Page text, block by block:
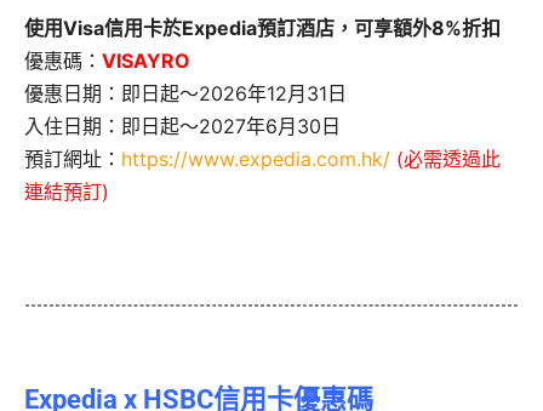
使用Visa信用卡於Expedia預訂酒店，可享額外8%折扣
優惠碼： VISAYRO
優惠日期：即日起～2026年12月31日
入住日期：即日起～2027年6月30日
預訂網址： https://www.expedia.com.hk/ (必需透過此
連結預訂)
Expedia x HSBC信用卡優惠碼